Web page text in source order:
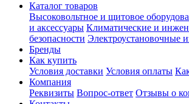
Каталог товаров
Высоковольтное и щитовое
и аксессуары Климатические и
безопасности Электроустановочные
Бренды
Как купить
Условия доставки Условия оплаты
Компания
Реквизиты Вопрос-ответ Отзывы о